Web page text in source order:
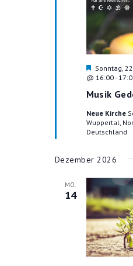
Musik
H
e
v
r
g
e
b
n
Sonntag,
@ 16:00-
Neue Kirche
Wuppertal,
Deutschland
Dezember 2026
MO.
14